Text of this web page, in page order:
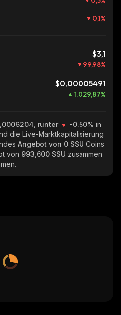
0,1%
$3,1
99,98%
$0,00005491
1.029,87%
runter -0.50% in
die Live-Marktkapitalisierung
Angebot von 0 SSU Coins
von 993,600 SSU zusammen